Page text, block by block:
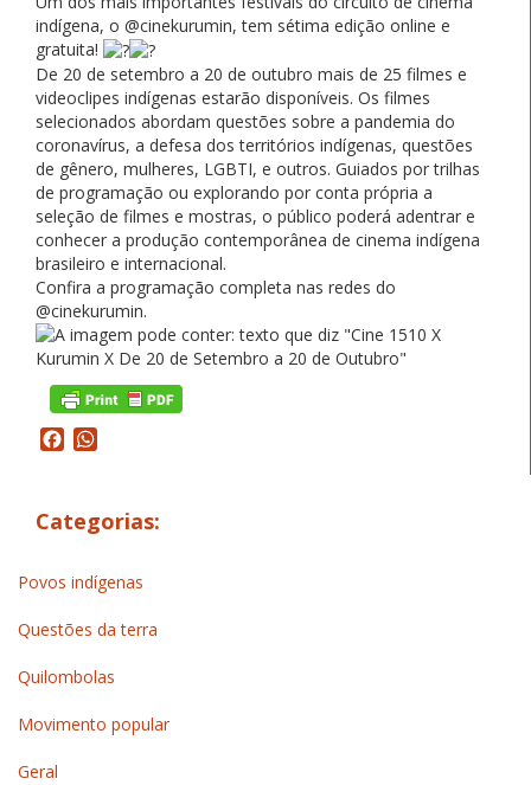
indígena, o @cinekurumin, tem sétima edição online e
gratuita!
De 20 de setembro a 20 de outubro mais de 25 filmes e
videoclipes indígenas estarão disponíveis. Os filmes
selecionados abordam questões sobre a pandemia do
coronavírus, a defesa dos territórios indígenas, questões
de gênero, mulheres, LGBTI, e outros. Guiados por trilhas
de programação ou explorando por conta própria a
seleção de filmes e mostras, o público poderá adentrar e
conhecer a produção contemporânea de cinema indígena
brasileiro e internacional.
Confira a programação completa nas redes do
@cinekurumin.
Facebook
Categorias:
Povos indígenas
Questões da terra
Quilombolas
Movimento popular
Geral